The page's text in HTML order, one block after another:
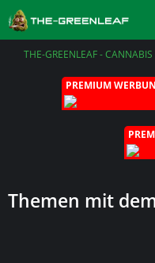
THE-GREENLEAF -
PREMIUM
Themen mit